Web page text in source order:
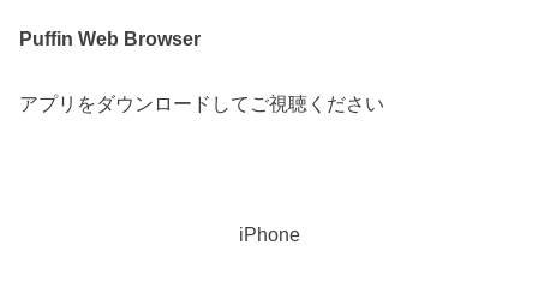
Puffin Web Browser
アプリをダウンロードしてご視聴ください
iPhone